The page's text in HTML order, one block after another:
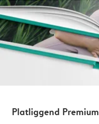
Platliggend Premium